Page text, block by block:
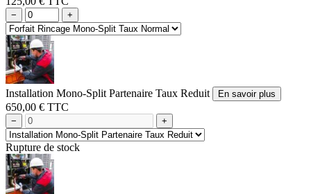
− +
Installation Mono-Split Partenaire Taux Reduit En savoir plus
650,00 € TTC
− +
Rupture de stock